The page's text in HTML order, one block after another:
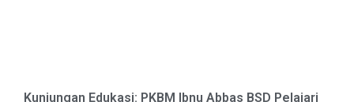
Kunjungan Edukasi: PKBM Ibnu Abbas BSD Pelajari